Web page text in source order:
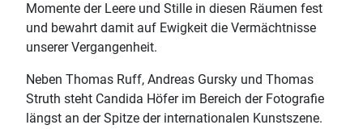
Momente der Leere und Stille in diesen Räumen fest
und bewahrt damit auf Ewigkeit die Vermächtnisse
unserer Vergangenheit.
Neben Thomas Ruff, Andreas Gursky und Thomas
Struth steht Candida Höfer im Bereich der Fotografie
längst an der Spitze der internationalen Kunstszene.